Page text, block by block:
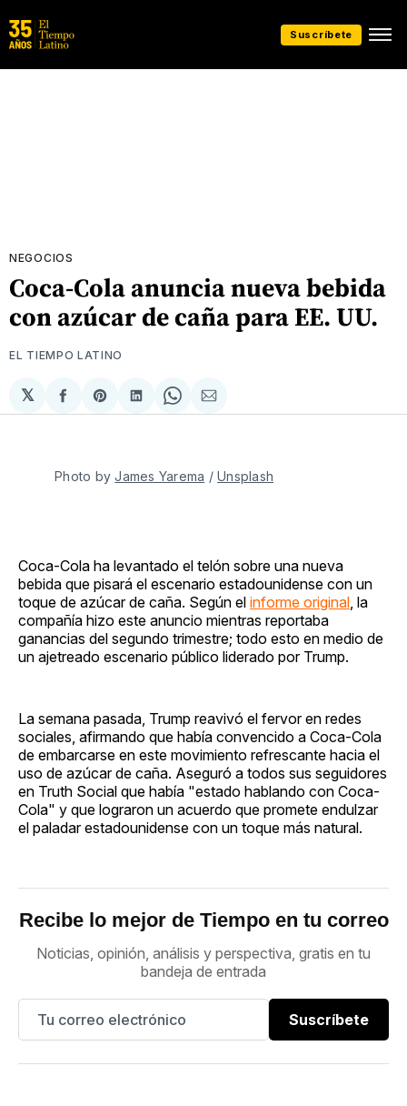
Suscríbete
NEGOCIOS
Coca-Cola anuncia nueva bebida
con azúcar de caña para EE. UU.
EL TIEMPO LATINO
𝕏
Compartir
en
Share
on
Compartir
en
Share
on
Compartir
via
Photo by James Yarema / Unsplash
Coca-Cola ha levantado el telón sobre una nueva
bebida que pisará el escenario estadounidense con un
toque de azúcar de caña. Según el informe original , la
compañía hizo este anuncio mientras reportaba
ganancias del segundo trimestre; todo esto en medio de
un ajetreado escenario público liderado por Trump.
La semana pasada, Trump reavivó el fervor en redes
sociales, afirmando que había convencido a Coca-Cola
de embarcarse en este movimiento refrescante hacia el
uso de azúcar de caña. Aseguró a todos sus seguidores
en Truth Social que había "estado hablando con Coca-
Cola" y que lograron un acuerdo que promete endulzar
el paladar estadounidense con un toque más natural.
Recibe lo mejor de Tiempo en tu correo
Noticias, opinión, análisis y perspectiva, gratis en tu
bandeja de entrada
Suscríbete